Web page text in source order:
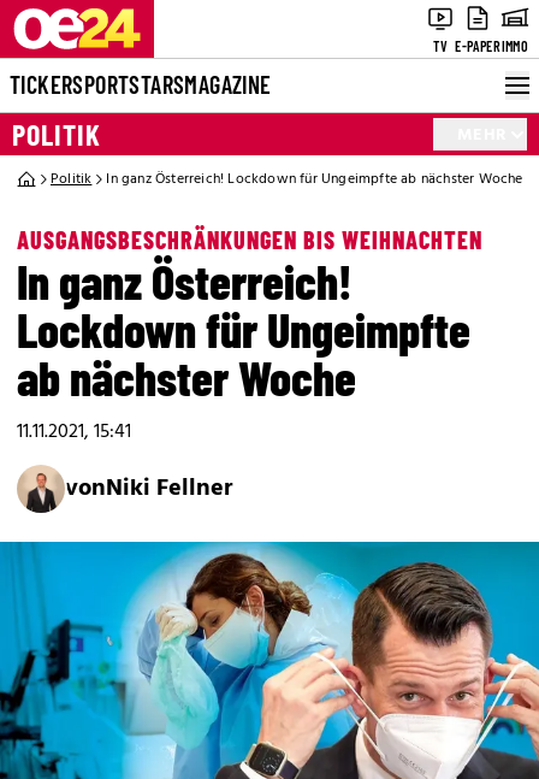
TV E-PAPERIMMO
TICKERSPORTSTARSMAGAZINE
POLITIK
Politik In ganz Österreich! Lockdown für Ungeimpfte ab nächster Woche
AUSGANGSBESCHRÄNKUNGEN BIS WEIHNACHTEN
In ganz Österreich!
Lockdown für Ungeimpfte
ab nächster Woche
11.11.2021, 15:41
vonNiki Fellner